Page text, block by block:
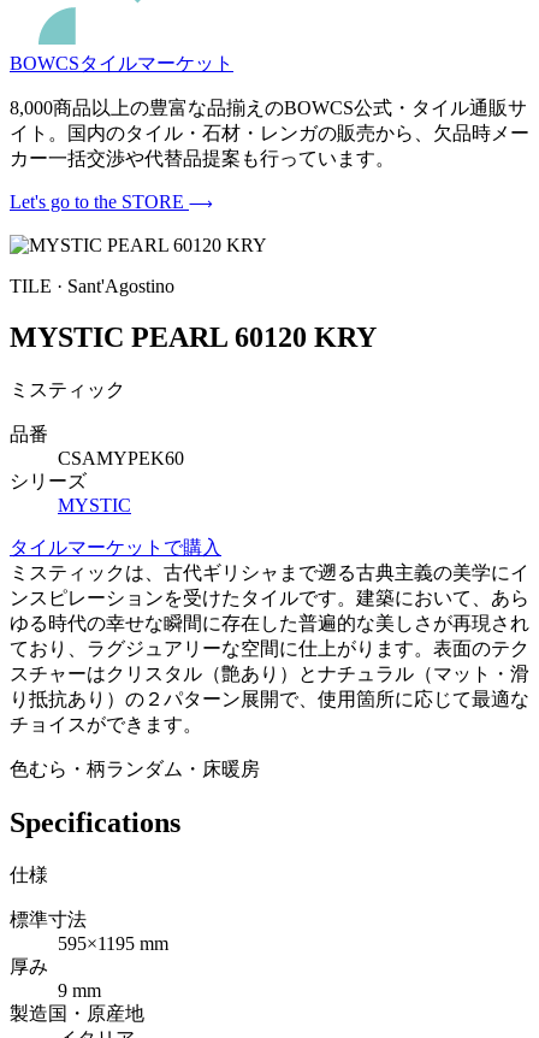
BOWCSタイルマーケット
8,000商品以上の豊富な品揃えのBOWCS公式・タイル通販サ
イト。国内のタイル・石材・レンガの販売から、欠品時メー
カー一括交渉や代替品提案も行っています。
Let's go to the STORE
TILE · Sant'Agostino
MYSTIC PEARL 60120 KRY
ミスティック
品番
CSAMYPEK60
シリーズ
MYSTIC
タイルマーケットで購入
ミスティックは、古代ギリシャまで遡る古典主義の美学にイ
ンスピレーションを受けたタイルです。建築において、あら
ゆる時代の幸せな瞬間に存在した普遍的な美しさが再現され
ており、ラグジュアリーな空間に仕上がります。表面のテク
スチャーはクリスタル（艶あり）とナチュラル（マット・滑
り抵抗あり）の２パターン展開で、使用箇所に応じて最適な
チョイスができます。
色むら・柄ランダム・床暖房
Specifications
仕様
標準寸法
595×1195 mm
厚み
9 mm
製造国・原産地